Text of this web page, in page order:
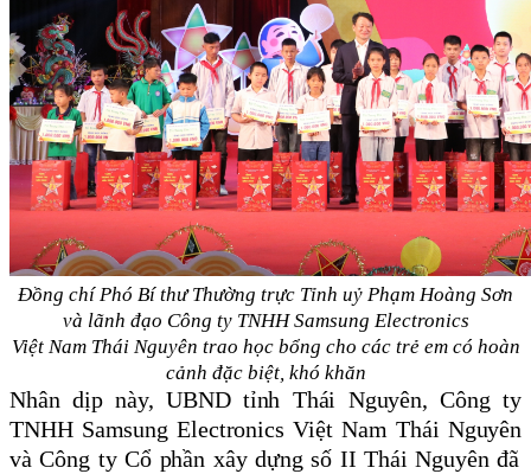
Đồng chí Phó Bí thư Thường trực Tỉnh uỷ Phạm Hoàng Sơn
và lãnh đạo Công ty TNHH Samsung Electronics
Việt Nam Thái Nguyên trao học bổng cho các trẻ em có hoàn
cảnh đặc biệt, khó khăn
Nhân dịp này, UBND tỉnh Thái Nguyên, Công ty
TNHH Samsung Electronics Việt Nam Thái Nguyên
và Công ty Cổ phần xây dựng số II Thái Nguyênđã